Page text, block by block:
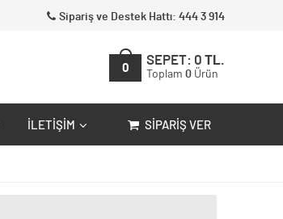
Sipariş ve Destek Hattı: 444 3 914
0
SEPET: 0 TL.
Toplam 0 Ürün
İLETIŞIM SIPARIŞ VER